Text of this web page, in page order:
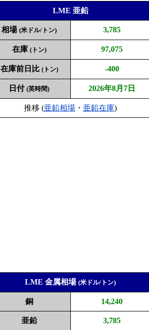
LME 亜鉛
相場 (米ドル/トン) 3,785
在庫 (トン) 97,075
在庫前日比 (トン) -400
日付 (英時間) 2026年8月7日
推移 (亜鉛相場 ・ 亜鉛在庫)
LME 金属相場 (米ドル/トン)
銅 14,240
亜鉛 3,785